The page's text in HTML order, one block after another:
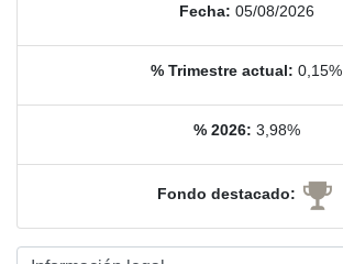
Fecha: 05/08/2026
% Trimestre actual: 0,15%
% 2026: 3,98%
Fondo destacado: